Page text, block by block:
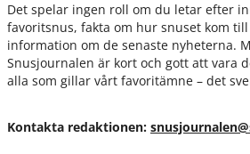
Det spelar ingen roll om du letar efter
favoritsnus, fakta om hur snuset kom
information om de senaste nyheterna.
Snusjournalen är kort och gott att vara
alla som gillar vårt favoritämne – det
Kontakta redaktionen: